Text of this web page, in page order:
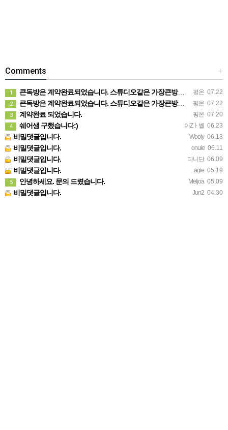
+
Comments
평온 07.22
1 큰독방은 계약완료되었습니다. 스튜디오같은 가장큰방을 2인동시 또는 혼자서 큰독방으로도 즉시입주 가능합니다.
평온 07.22
2 큰독방은 계약완료되었습니다. 스튜디오같은 가장큰방을 2인동시 또는 혼자서 큰독방으로도 즉시입주 가능합니다.
평온 07.20
3 계약완료 되었습니다.
이Zㅏ벨 06.23
4 쉐어생 구했습니다:)
Wooly 06.13
비밀댓글입니다.
onule 06.11
비밀댓글입니다.
다니단 06.09
비밀댓글입니다.
agle 05.19
비밀댓글입니다.
Meljoa 05.09
5 안녕하세요. 문의 드렸습니다.
Jun2 04.30
비밀댓글입니다.